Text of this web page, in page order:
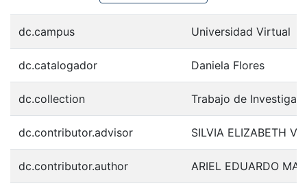
dc.campus Universidad Virtual
dc.catalogador Daniela Flores
dc.collection Trabajo de
dc.contributor.advisor SILVIA ELIZABETH
dc.contributor.author ARIEL EDUARDO